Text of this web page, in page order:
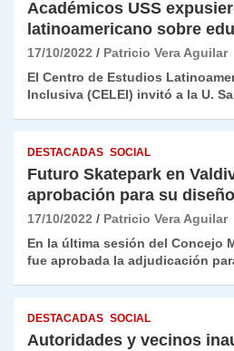
Académicos USS
latinoamericano sobre
17/10/2022
Patricio Vera Aguilar
El Centro de Estudios
Inclusiva (CELEI) invitó a la U.
DESTACADAS SOCIAL
Futuro Skatepark en
aprobación para su diseño
17/10/2022
Patricio Vera Aguilar
En la última sesión del Concejo
fue aprobada la adjudicación
DESTACADAS SOCIAL
Autoridades y vecinos